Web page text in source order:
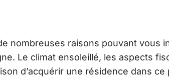
nombreuses raisons pouvant vous
Le climat ensoleillé, les aspects
d’acquérir une résidence dans ce